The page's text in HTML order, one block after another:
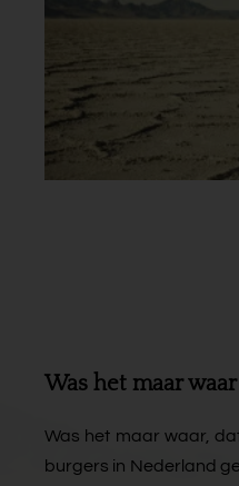
Was het maar waar
Was het maar waar,
burgers in Nederland